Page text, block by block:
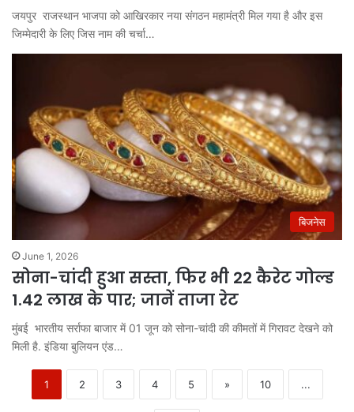
जयपुर राजस्थान भाजपा को आखिरकार नया संगठन महामंत्री मिल गया है और इस
जिम्मेदारी के लिए जिस नाम की चर्चा…
बिजनेस
June 1, 2026
सोना-चांदी हुआ सस्ता, फिर भी 22 कैरेट गोल्ड
1.42 लाख के पार; जानें ताजा रेट
मुंबई भारतीय सर्राफा बाजार में 01 जून को सोना-चांदी की कीमतों में गिरावट देखने को
मिली है. इंडिया बुलियन एंड…
1 2 3 4 5 » 10 ...